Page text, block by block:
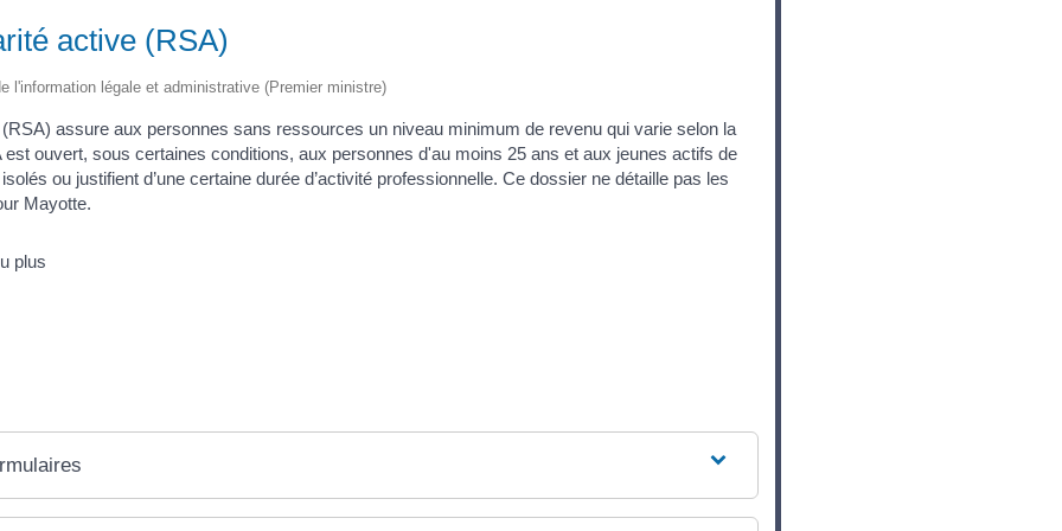
active (RSA)
l'information légale et administrative (Premier ministre)
assure aux personnes sans ressources un niveau minimum de revenu qui varie selon la
ouvert, sous certaines conditions, aux personnes d'au moins 25 ans et aux jeunes actifs de
ou justifient d’une certaine durée d’activité professionnelle. Ce dossier ne détaille pas les
Mayotte.
plus